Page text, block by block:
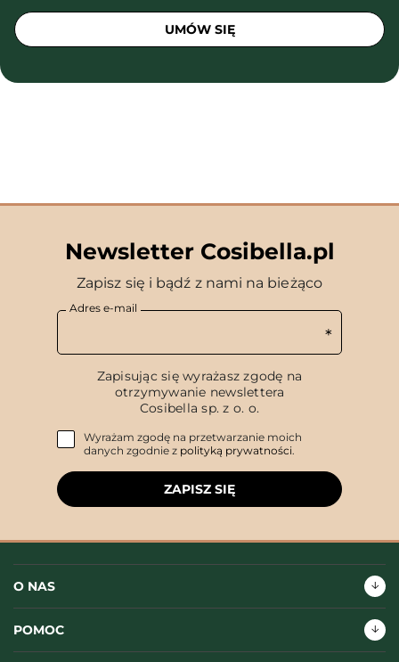
UMÓW SIĘ
Newsletter Cosibella.pl
Zapisz się i bądź z nami na bieżąco
Adres e-mail
Zapisując się wyrażasz zgodę na
otrzymywanie newslettera
Cosibella sp. z o. o.
Wyrażam zgodę na przetwarzanie moich
danych zgodnie z polityką prywatności.
ZAPISZ SIĘ
O NAS
POMOC